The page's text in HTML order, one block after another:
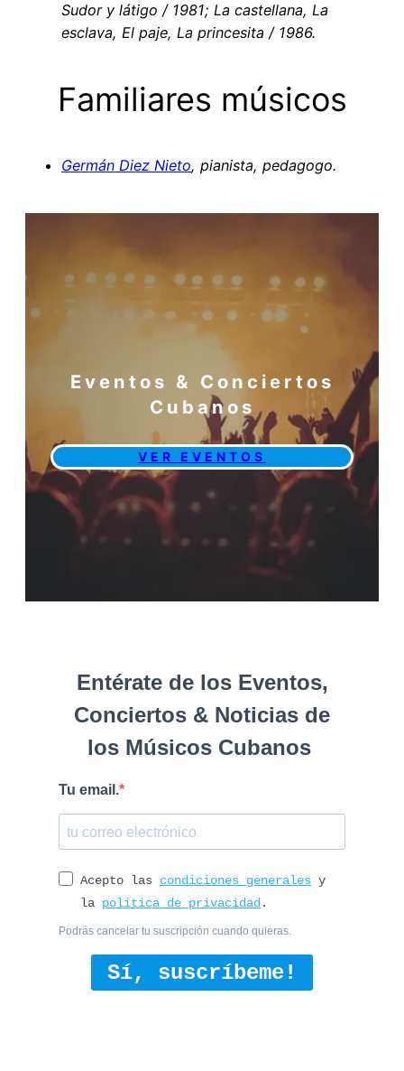
Sudor y látigo / 1981; La castellana, La
esclava, El paje, La princesita / 1986.
Familiares músicos
Germán Diez Nieto, pianista, pedagogo.
Eventos & Conciertos
Cubanos
VER EVENTOS
Entérate de los Eventos,
Conciertos & Noticias de
los Músicos Cubanos
Tu email.
Acepto las condiciones generales y
la política de privacidad.
Podrás cancelar tu suscripción cuando quieras.
Sí, suscríbeme!